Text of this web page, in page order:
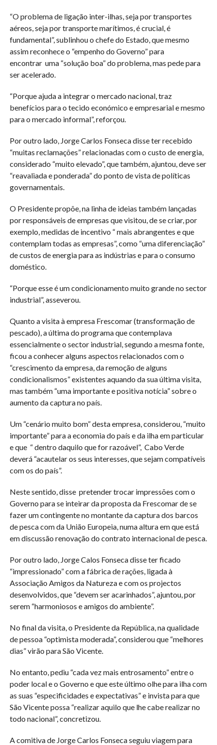
“O problema de ligação inter-ilhas, seja por transportes
aéreos, seja por transporte marítimos, é crucial, é
fundamental”, sublinhou o chefe do Estado, que mesmo
assim reconhece o “empenho do Governo” para
encontrar uma “solução boa” do problema, mas pede para
ser acelerado.
“Porque ajuda a integrar o mercado nacional, traz
benefícios para o tecido económico e empresarial e mesmo
para o mercado informal”, reforçou.
Por outro lado, Jorge Carlos Fonseca disse ter recebido
“muitas reclamações” relacionadas com o custo de energia,
considerado “muito elevado”, que também, ajuntou, deve ser
“reavaliada e ponderada” do ponto de vista de políticas
governamentais.
O Presidente propõe, na linha de ideias também lançadas
por responsáveis de empresas que visitou, de se criar, por
exemplo, medidas de incentivo “ mais abrangentes e que
contemplam todas as empresas”, como “uma diferenciação”
de custos de energia para as indústrias e para o consumo
doméstico.
“Porque esse é um condicionamento muito grande no sector
industrial”, asseverou.
Quanto a visita à empresa Frescomar (transformação de
pescado), a última do programa que contemplava
essencialmente o sector industrial, segundo a mesma fonte,
ficou a conhecer alguns aspectos relacionados com o
“crescimento da empresa, da remoção de alguns
condicionalismos” existentes aquando da sua última visita,
mas também “uma importante e positiva notícia” sobre o
aumento da captura no país.
Um “cenário muito bom” desta empresa, considerou, “muito
importante” para a economia do país e da ilha em particular
e que “ dentro daquilo que for razoável”, Cabo Verde
deverá “acautelar os seus interesses, que sejam compatíveis
com os do país”.
Neste sentido, disse pretender trocar impressões com o
Governo para se inteirar da proposta da Frescomar de se
fazer um contingente no montante da captura dos barcos
de pesca com da União Europeia, numa altura em que está
em discussão renovação do contrato internacional de pesca.
Por outro lado, Jorge Calos Fonseca disse ter ficado
“impressionado” com a fábrica de rações, ligada à
Associação Amigos da Natureza e com os projectos
desenvolvidos, que “devem ser acarinhados”, ajuntou, por
serem “harmoniosos e amigos do ambiente”.
No final da visita, o Presidente da República, na qualidade
de pessoa “optimista moderada”, considerou que “melhores
dias” virão para São Vicente.
No entanto, pediu “cada vez mais entrosamento” entre o
poder local e o Governo e que este último olhe para ilha com
as suas “especificidades e expectativas” e invista para que
São Vicente possa “realizar aquilo que lhe cabe realizar no
todo nacional”, concretizou.
A comitiva de Jorge Carlos Fonseca seguiu viagem para